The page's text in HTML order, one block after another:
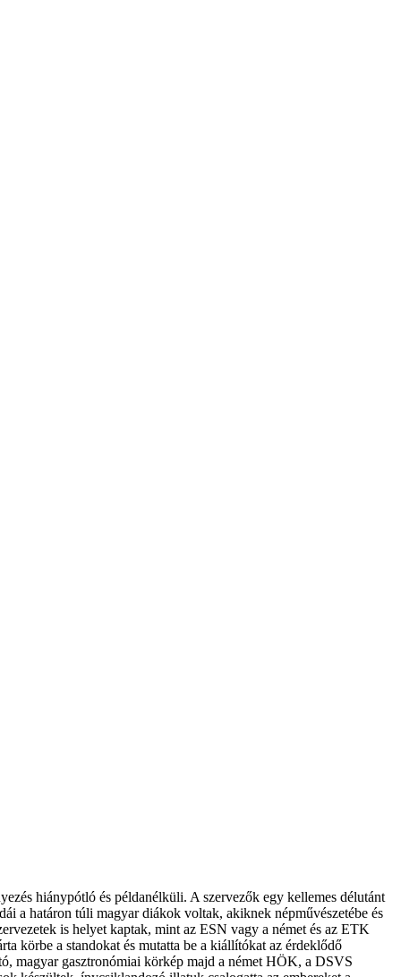
hiánypótló és példanélküli. A szervezők egy kellemes délutánt
a határon túli magyar diákok voltak, akiknek népművészetébe és
is helyet kaptak, mint az ESN vagy a német és az ETK
körbe a standokat és mutatta be a kiállítókat az érdeklődő
magyar gasztronómiai körkép majd a német HÖK, a DSVS